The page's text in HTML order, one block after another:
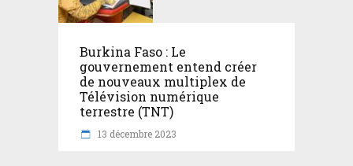
Burkina Faso : Le
gouvernement entend créer
de nouveaux multiplex de
Télévision numérique
terrestre (TNT)
13 décembre 2023